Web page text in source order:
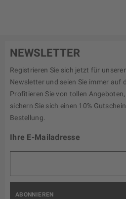
NEWSLETTER
Registrieren Sie sich jetzt für
Newsletter und seien Sie immer auf
Profitieren Sie von tollen
sichern Sie sich einen 10%
Bestellung.
Ihre E-Mailadresse
ABONNIEREN